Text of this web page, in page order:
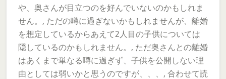
や、奥さんが目立つのを好んでいないのかもしれま
せん。, ただの噂に過ぎないかもしれませんが、離婚
を想定しているからあえて2人目の子供については
隠しているのかもしれません。, ただ奥さんとの離婚
はあくまで単なる噂に過ぎず、子供を公開しない理
由としては弱いかと思うのですが、、、, 合わせて読